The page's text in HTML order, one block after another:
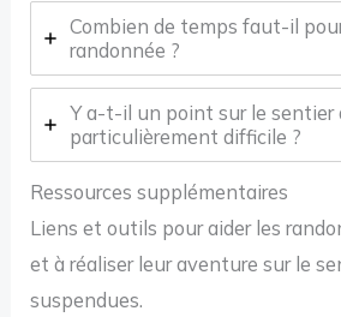
Combien de temps faut-il
randonnée ?
Y a-t-il un point sur le sentier
particulièrement difficile ?
Ressources supplémentaires
Liens et outils pour aider les
et à réaliser leur aventure sur le
suspendues.